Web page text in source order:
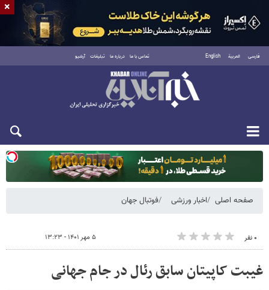
فارسی العربية English تماس با ما درباره ما تبلیغات آرشیو
دوشنبه ۱۹ مرداد ۱۴۰۵
صفحه اصلی اخبار ورزشی فوتبال جهان
۰ نفر ۵ مهر ۱۴۰۱ - ۱۳:۲۳
غیبت کاپیتان سابق رئال در جام جهانی
×